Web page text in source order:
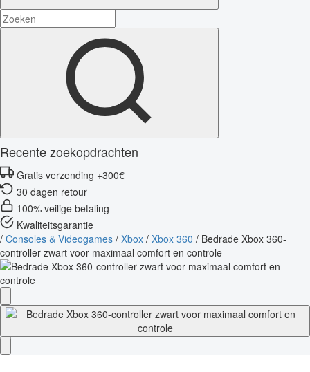
Recente zoekopdrachten
Gratis verzending +300€
30 dagen retour
100% veilige betaling
Kwaliteitsgarantie
/ Consoles & Videogames / Xbox / Xbox 360 / Bedrade Xbox 360-
controller zwart voor maximaal comfort en controle